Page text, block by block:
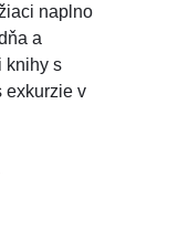
naplno
a
knihy s
exkurzie v